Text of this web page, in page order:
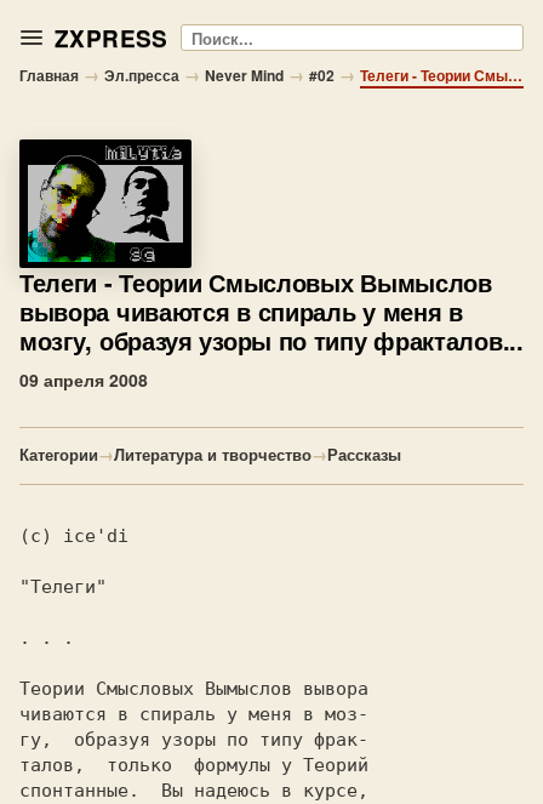
ZXPRESS Поиск
Главная → Эл.пресса → Never Mind → #02 → Телеги - Теории Смысловых Вымыслов вывора чиваются в спираль у меня в мозгу, образуя узоры по типу фракталов...
Телеги - Теории Смысловых Вымыслов
вывора чиваются в спираль у меня в
мозгу, образуя узоры по типу фракталов...
09 апреля 2008
Категории→Литература и творчество→Рассказы
(c) ice'di
"Телеги"
. . .
Теории Смысловых Вымыслов вывора
чиваются в спираль у меня в моз-
гу,  образуя узоры по типу фрак-
талов,	только	формулы	у Теорий
спонтанные.  Вы	надеюсь	в курсе,